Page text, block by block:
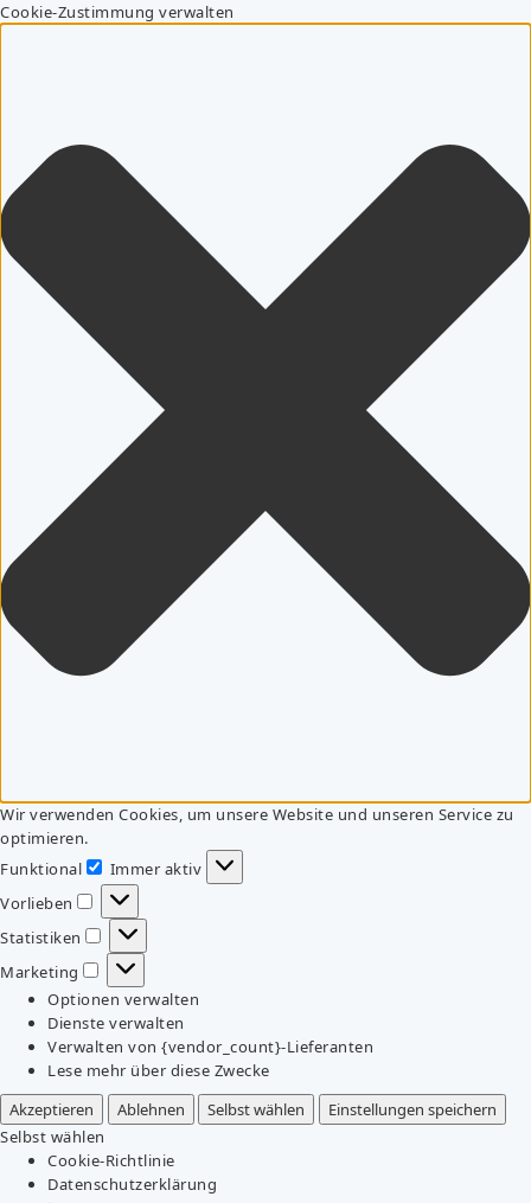
Cookie-Zustimmung verwalten
Wir verwenden Cookies, um unsere Website und unseren Service zu
optimieren.
Funktional
Funktional
Immer aktiv
Vorlieben
Vorlieben
Statistiken
Statistiken
Marketing
Marketing
Optionen verwalten
Dienste verwalten
Verwalten von {vendor_count}-Lieferanten
Lese mehr über diese Zwecke
Akzeptieren
Ablehnen Selbst wählen
Einstellungen speichern
Selbst wählen
Cookie-Richtlinie
Datenschutzerklärung